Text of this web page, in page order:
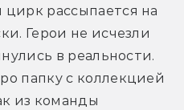
рассыпается на
Герои не исчезли
в реальности.
папку с коллекцией
из команды